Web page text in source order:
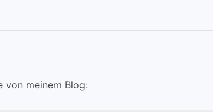
von meinem Blog: